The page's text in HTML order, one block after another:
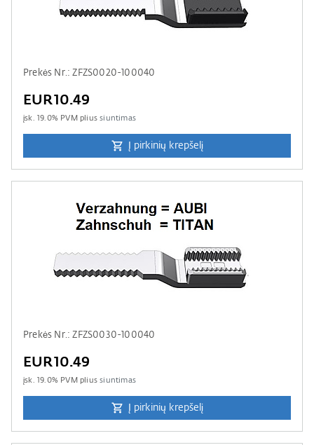
Prekės Nr.: ZFZS0020-100040
EUR10.49
įsk. 19.0% PVM pliussiuntimas
Į pirkinių krepšelį
Prekės Nr.: ZFZS0030-100040
EUR10.49
įsk. 19.0% PVM pliussiuntimas
Į pirkinių krepšelį